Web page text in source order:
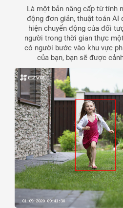
Là một bản nâng cấp từ tính
động đơn giản, thuật toán AI
hiện chuyển động của đối
người trong thời gian thực
có người bước vào khu vực
của bạn, bạn sẽ được